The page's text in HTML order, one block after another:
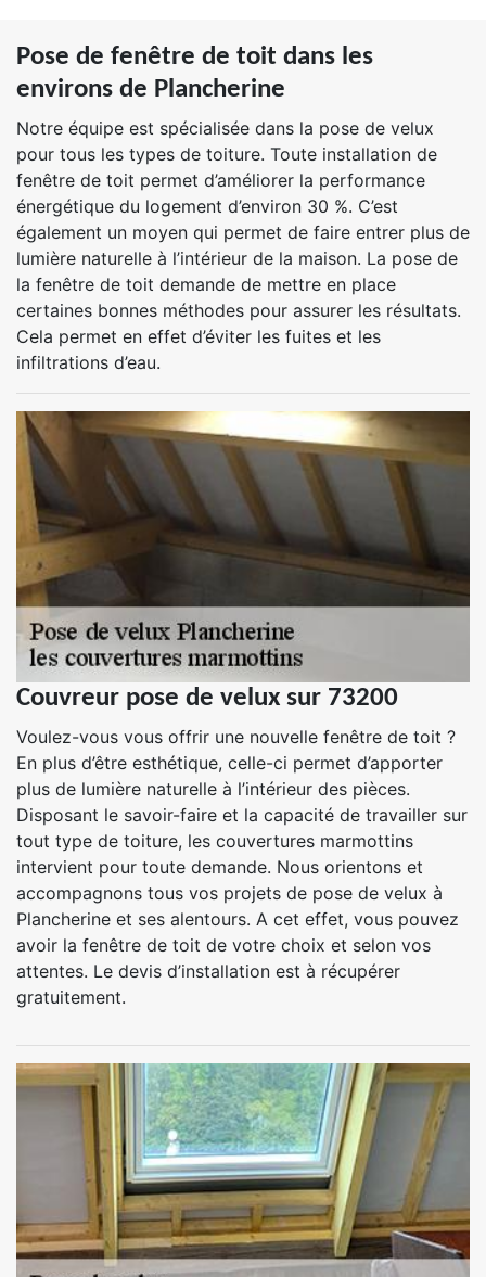
Pose de fenêtre de toit dans les
environs de Plancherine
Notre équipe est spécialisée dans la pose de velux
pour tous les types de toiture. Toute installation de
fenêtre de toit permet d’améliorer la performance
énergétique du logement d’environ 30 %. C’est
également un moyen qui permet de faire entrer plus de
lumière naturelle à l’intérieur de la maison. La pose de
la fenêtre de toit demande de mettre en place
certaines bonnes méthodes pour assurer les résultats.
Cela permet en effet d’éviter les fuites et les
infiltrations d’eau.
Couvreur pose de velux sur 73200
Voulez-vous vous offrir une nouvelle fenêtre de toit ?
En plus d’être esthétique, celle-ci permet d’apporter
plus de lumière naturelle à l’intérieur des pièces.
Disposant le savoir-faire et la capacité de travailler sur
tout type de toiture, les couvertures marmottins
intervient pour toute demande. Nous orientons et
accompagnons tous vos projets de pose de velux à
Plancherine et ses alentours. A cet effet, vous pouvez
avoir la fenêtre de toit de votre choix et selon vos
attentes. Le devis d’installation est à récupérer
gratuitement.